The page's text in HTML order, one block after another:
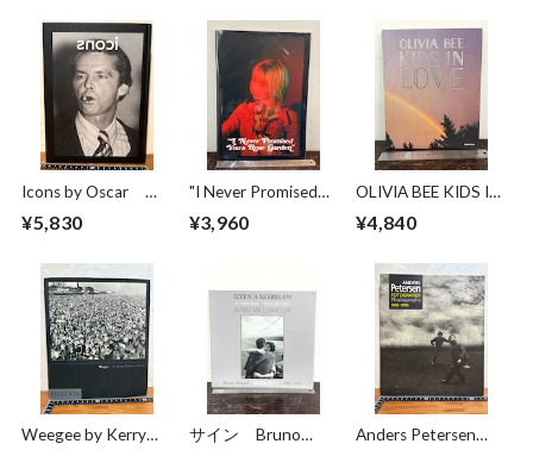
Icons by Oscar
photographer Oscar
¥5,830
"I Never Promised
CHLOE SHEPPARD
¥3,960
OLIVIA BEE KIDS IN
¥4,840
Weegee by Kerry
サイン Bruno
Anders Petersen